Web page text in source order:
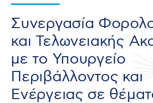
Συνεργασία
και Τελωνειακής
με το Υπουργείο
Περιβάλλοντος και
Ενέργειας σε